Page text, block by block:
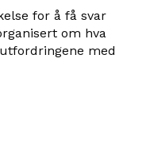
for å få svar
om hva
med